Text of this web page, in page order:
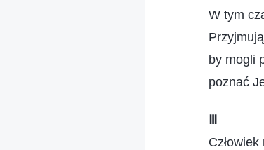
W tym
by mogli
poznać